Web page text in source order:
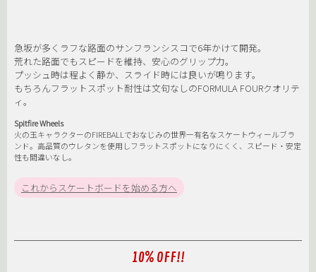
急坂が多くラフな路面のサンフランシスコで6年かけて開発。
荒れた路面でもスピードを維持、安心のグリップ力。
プッシュ時は程よく静か、スライド時には良いが鳴ります。
もちろんフラットスポット耐性は文句なしのFORMULA FOURクオリテ
ィ。
Spitfire Wheels
火の玉キャラクターのFIREBALLでおなじみの世界一有名なスケートウィールブラ
ンド。高品質のウレタンを使用しフラットスポットになりにくく、スピード・安定
性も間違いなし。
これからスケートボードを始める方へ
10% OFF!!